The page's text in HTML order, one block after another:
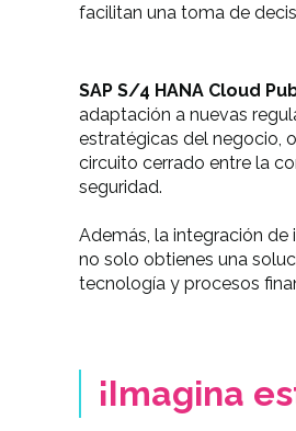
facilitan una toma de
SAP S/4 HANA Cloud
adaptación a nuevas
estratégicas del negocio,
circuito cerrado entre la
seguridad.
Además, la integración
no solo obtienes una
tecnología y procesos
¡Imagina